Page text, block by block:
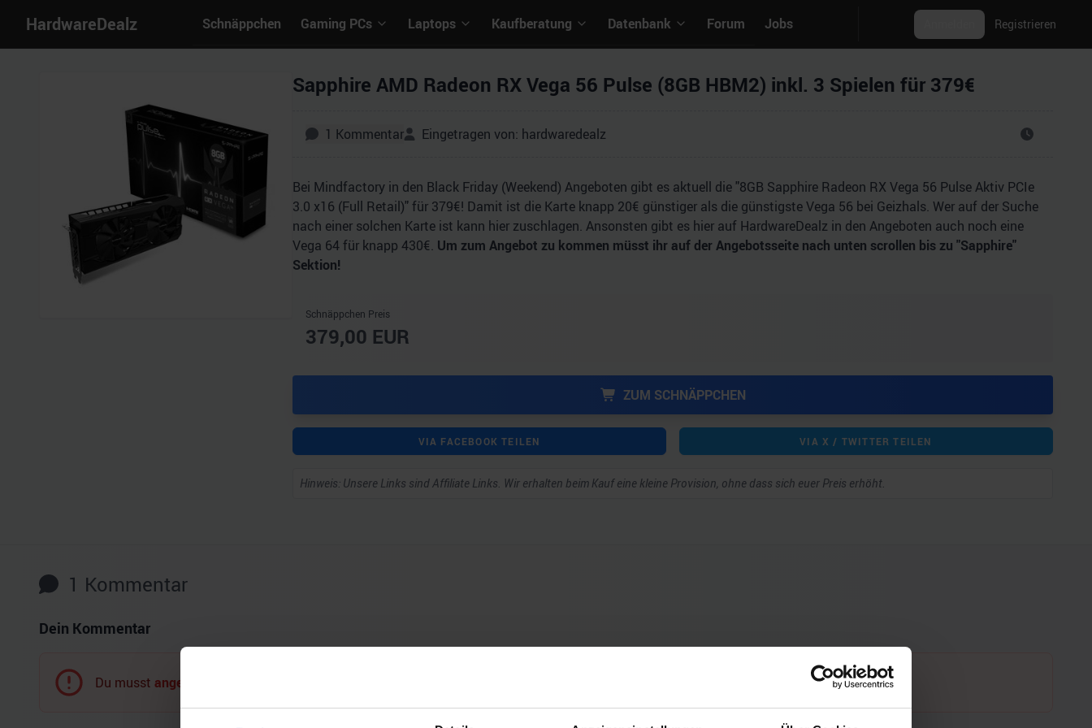
HardwareDealz Schnäppchen Gaming PCs Laptops Kaufberatung Datenbank Forum Jobs Registrieren
Sapphire AMD Radeon RX Vega 56 Pulse (8GB HBM2) inkl. 3 Spielen für 379€
1 Kommentar Eingetragen von: hardwaredealz
Bei Mindfactory in den Black Friday (Weekend) Angeboten gibt es aktuell die "8GB Sapphire Radeon RX Vega 56 Pulse Aktiv PCIe
3.0 x16 (Full Retail)" für 379€! Damit ist die Karte knapp 20€ günstiger als die günstigste Vega 56 bei Geizhals. Wer auf der Suche
nach einer solchen Karte ist kann hier zuschlagen. Ansonsten gibt es hier auf HardwareDealz in den Angeboten auch noch eine
Vega 64 für knapp 430€. Um zum Angebot zu kommen müsst ihr auf der Angebotsseite nach unten scrollen bis zu "Sapphire"
Sektion!
Schnäppchen Preis
379,00 EUR
ZUM SCHNÄPPCHEN
VIA FACEBOOK TEILEN VIA X / TWITTER TEILEN
Hinweis: Unsere Links sind Affiliate Links. Wir erhalten beim Kauf eine kleine Provision, ohne dass sich euer Preis erhöht.
1 Kommentar
Dein Kommentar
Du musst angemeldet